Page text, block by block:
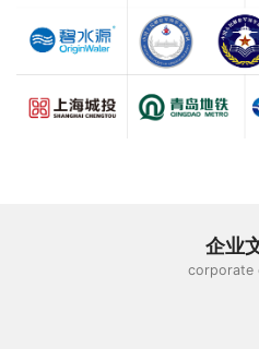
企业
corporate